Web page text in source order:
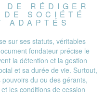
DE RÉDIGER
SOCIÉTÉ
ADAPTÉS
sur ses statuts, véritables
fondateur précise le
la détention et la gestion
et sa durée de vie. Surtout,
du ou des gérants,
les conditions de cession